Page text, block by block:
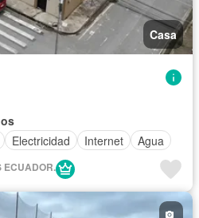
Casa
Electricidad Internet Agua
ECUADOR.